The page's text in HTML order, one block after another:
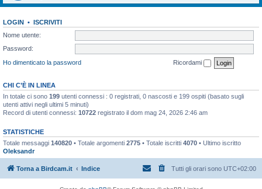
LOGIN • ISCRIVITI
Nome utente:
Password:
Ho dimenticato la password
Ricordami
CHI C’È IN LINEA
In totale ci sono 199 utenti connessi : 0 registrati, 0 nascosti e 199 ospiti (basato sugli
utenti attivi negli ultimi 5 minuti)
Record di utenti connessi: 10722 registrato il dom mag 24, 2026 2:46 am
STATISTICHE
Totale messaggi 140820 • Totale argomenti 2775 • Totale iscritti 4070 • Ultimo iscritto
Oleksandr
Torna a Birdcam.it Indice Tutti gli orari sono UTC+02:00